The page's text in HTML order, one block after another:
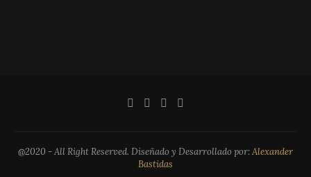
@2020 - All Right Reserved. Diseñado y Desarrollado por:Alexander
Bastidas